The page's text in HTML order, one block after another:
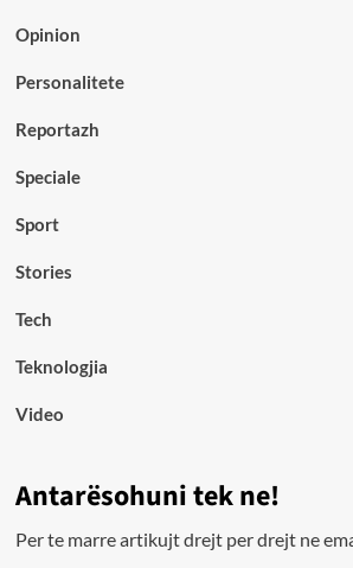
Opinion
Personalitete
Reportazh
Speciale
Sport
Stories
Tech
Teknologjia
Video
Antarësohuni tek ne!
Per te marre artikujt drejt per drejt ne